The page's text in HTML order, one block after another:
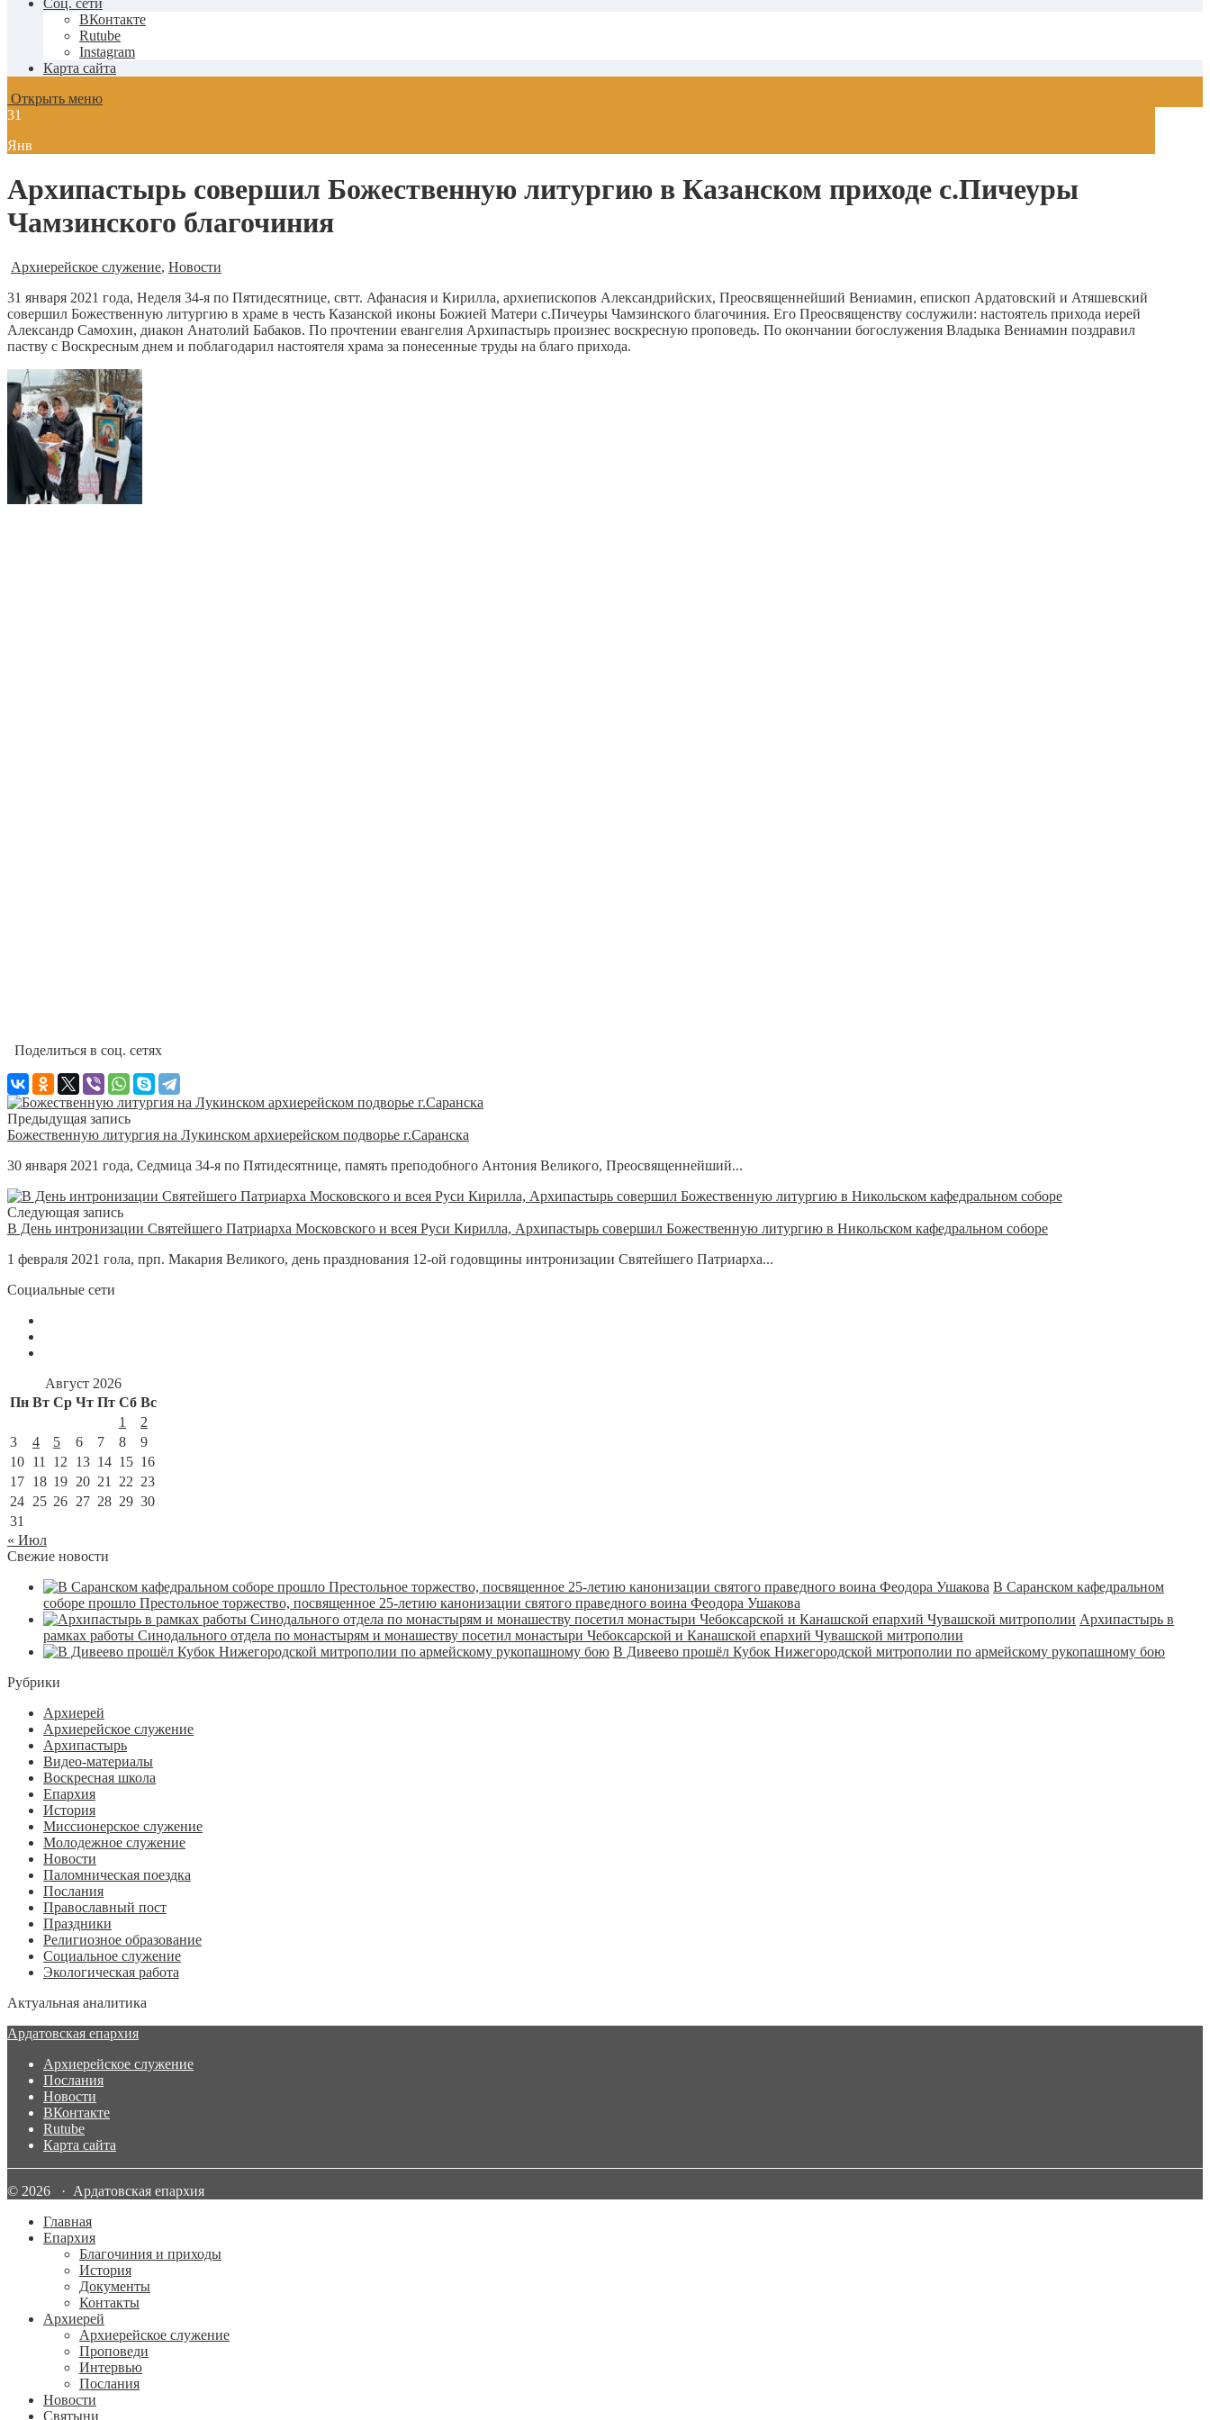
Соц. сети
ВКонтакте
Rutube
Instagram
Карта сайта
Открыть меню
31
Янв
Архипастырь совершил Божественную литургию в Казанском приходе с.Пичеуры
Чамзинского благочиния
Архиерейское служение, Новости
31 января 2021 года, Неделя 34-я по Пятидесятнице, свтт. Афанасия и Кирилла, архиепископов Александрийских, Преосвященнейший Вениамин, епископ Ардатовский и Атяшевский
совершил Божественную литургию в храме в честь Казанской иконы Божией Матери с.Пичеуры Чамзинского благочиния. Его Преосвященству сослужили: настоятель прихода иерей
Александр Самохин, диакон Анатолий Бабаков. По прочтении евангелия Архипастырь произнес воскресную проповедь. По окончании богослужения Владыка Вениамин поздравил
паству с Воскресным днем и поблагодарил настоятеля храма за понесенные труды на благо прихода.
Поделиться в соц. сетях
Предыдущая запись
Божественную литургия на Лукинском архиерейском подворье г.Саранска
30 января 2021 года, Седмица 34-я по Пятидесятнице, память преподобного Антония Великого, Преосвященнейший...
Следующая запись
В День интронизации Святейшего Патриарха Московского и всея Руси Кирилла, Архипастырь совершил Божественную литургию в Никольском кафедральном соборе
1 февраля 2021 гола, прп. Макария Великого, день празднования 12-ой годовщины интронизации Святейшего Патриарха...
Социальные сети
Август 2026
Пн Вт Ср Чт Пт Сб Вс
1
2
3
4 5 6 7 8
9
10 11 12 13 14 15 16
17 18 19 20 21 22 23
24 25 26 27 28 29 30
31
« Июл
Свежие новости
В Саранском кафедральном
соборе прошло Престольное торжество, посвященное 25-летию канонизации святого праведного воина Феодора Ушакова
Архипастырь в
рамках работы Синодального отдела по монастырям и монашеству посетил монастыри Чебоксарской и Канашской епархий Чувашской митрополии
В Дивеево прошёл Кубок Нижегородской митрополии по армейскому рукопашному бою
Рубрики
Архиерей
Архиерейское служение
Архипастырь
Видео-материалы
Воскресная школа
Епархия
История
Миссионерское служение
Молодежное служение
Новости
Паломническая поездка
Послания
Православный пост
Праздники
Религиозное образование
Социальное служение
Экологическая работа
Актуальная аналитика
Ардатовская епархия
Архиерейское служение
Послания
Новости
ВКонтакте
Rutube
Карта сайта
© 2026 · Ардатовская епархия
Главная
Епархия
Благочиния и приходы
История
Документы
Контакты
Архиерей
Архиерейское служение
Проповеди
Интервью
Послания
Новости
Святыни